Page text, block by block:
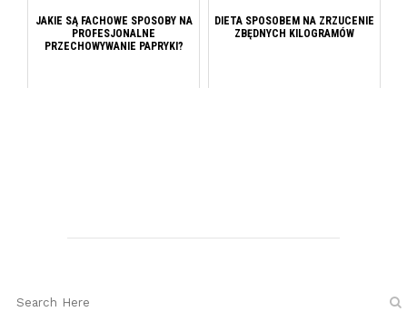
JAKIE SĄ FACHOWE SPOSOBY NA
PROFESJONALNE
PRZECHOWYWANIE PAPRYKI?
DIETA SPOSOBEM NA ZRZUCENIE
ZBĘDNYCH KILOGRAMÓW